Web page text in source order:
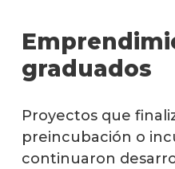
graduados
Proyectos que
preincubación o
continuaron